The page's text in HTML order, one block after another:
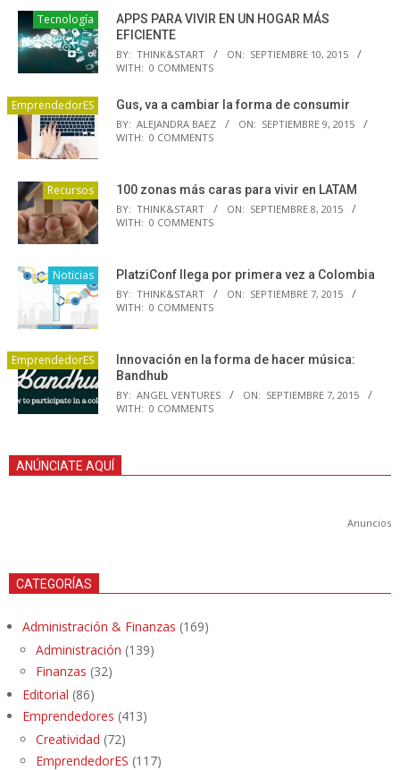
Tecnología
APPS PARA VIVIR EN UN HOGAR MÁS
EFICIENTE
BY: THINK&START ON: SEPTIEMBRE 10, 2015
WITH: 0 COMMENTS
EmprendedorES Gus, va a cambiar la forma de consumir
BY: ALEJANDRA BAEZ ON: SEPTIEMBRE 9, 2015
WITH: 0 COMMENTS
Recursos 100 zonas más caras para vivir en LATAM
BY: THINK&START ON: SEPTIEMBRE 8, 2015
WITH: 0 COMMENTS
Noticias PlatziConf llega por primera vez a Colombia
BY: THINK&START ON: SEPTIEMBRE 7, 2015
WITH: 0 COMMENTS
EmprendedorES
Innovación en la forma de hacer música:
Bandhub
BY: ANGEL VENTURES ON: SEPTIEMBRE 7, 2015
WITH: 0 COMMENTS
ANÚNCIATE AQUÍ
Anuncios
CATEGORÍAS
Administración & Finanzas (169)
Administración (139)
Finanzas (32)
Editorial (86)
Emprendedores (413)
Creatividad (72)
EmprendedorES (117)